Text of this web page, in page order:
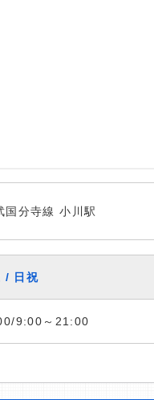
国分寺線 小川駅
/ 日祝
9:00～21:00